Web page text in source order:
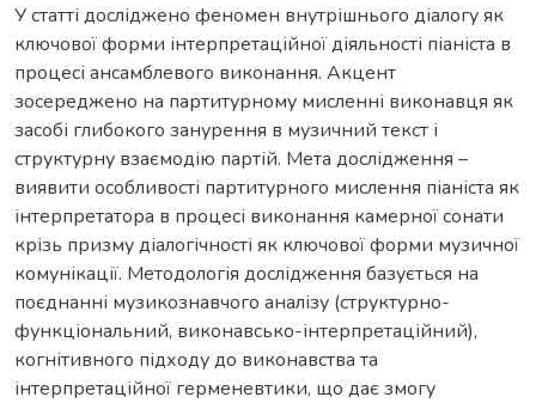
У статті досліджено феномен внутрішнього діалогу як
ключової форми інтерпретаційної діяльності піаніста в
процесі ансамблевого виконання. Акцент
зосереджено на партитурному мисленні виконавця як
засобі глибокого занурення в музичний текст і
структурну взаємодію партій. Мета дослідження –
виявити особливості партитурного мислення піаніста як
інтерпретатора в процесі виконання камерної сонати
крізь призму діалогічності як ключової форми музичної
комунікації. Методологія дослідження базується на
поєднанні музикознавчого аналізу (структурно-
функціональний, виконавсько-інтерпретаційний),
когнітивного підходу до виконавства та
інтерпретаційної герменeвтики, що дає змогу